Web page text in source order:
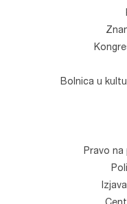
Bolnica u
Pravo na